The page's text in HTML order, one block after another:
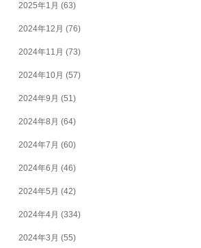
2025年1月 (63)
2024年12月 (76)
2024年11月 (73)
2024年10月 (57)
2024年9月 (51)
2024年8月 (64)
2024年7月 (60)
2024年6月 (46)
2024年5月 (42)
2024年4月 (334)
2024年3月 (55)